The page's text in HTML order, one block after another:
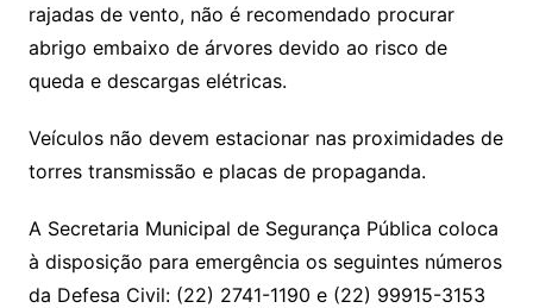
rajadas de vento, não é recomendado procurar
abrigo embaixo de árvores devido ao risco de
queda e descargas elétricas.
Veículos não devem estacionar nas proximidades de
torres transmissão e placas de propaganda.
A Secretaria Municipal de Segurança Pública coloca
à disposição para emergência os seguintes números
da Defesa Civil: (22) 2741-1190 e (22) 99915-3153